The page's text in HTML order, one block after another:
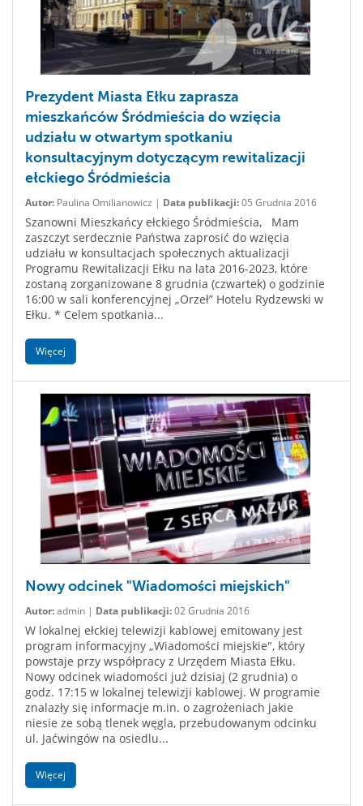
Prezydent Miasta Ełku zaprasza
mieszkańców Śródmieścia do wzięcia
udziału w otwartym spotkaniu
konsultacyjnym dotyczącym rewitalizacji
ełckiego Śródmieścia
Autor: Paulina Omilianowicz | Data publikacji:05 Grudnia 2016
Szanowni Mieszkańcy ełckiego Śródmieścia, Mam
zaszczyt serdecznie Państwa zaprosić do wzięcia
udziału w konsultacjach społecznych aktualizacji
Programu Rewitalizacji Ełku na lata 2016-2023, które
zostaną zorganizowane 8 grudnia (czwartek) o godzinie
16:00 w sali konferencyjnej „Orzeł” Hotelu Rydzewski w
Ełku. * Celem spotkania...
Więcej
Nowy odcinek "Wiadomości miejskich"
Autor:admin | Data publikacji:02 Grudnia 2016
W lokalnej ełckiej telewizji kablowej emitowany jest
program informacyjny „Wiadomości miejskie", który
powstaje przy współpracy z Urzędem Miasta Ełku.
Nowy odcinek wiadomości już dzisiaj (2 grudnia) o
godz. 17:15 w lokalnej telewizji kablowej. W programie
znalazły się informacje m.in. o zagrożeniach jakie
niesie ze sobą tlenek węgla, przebudowanym odcinku
ul. Jaćwingów na osiedlu...
Więcej